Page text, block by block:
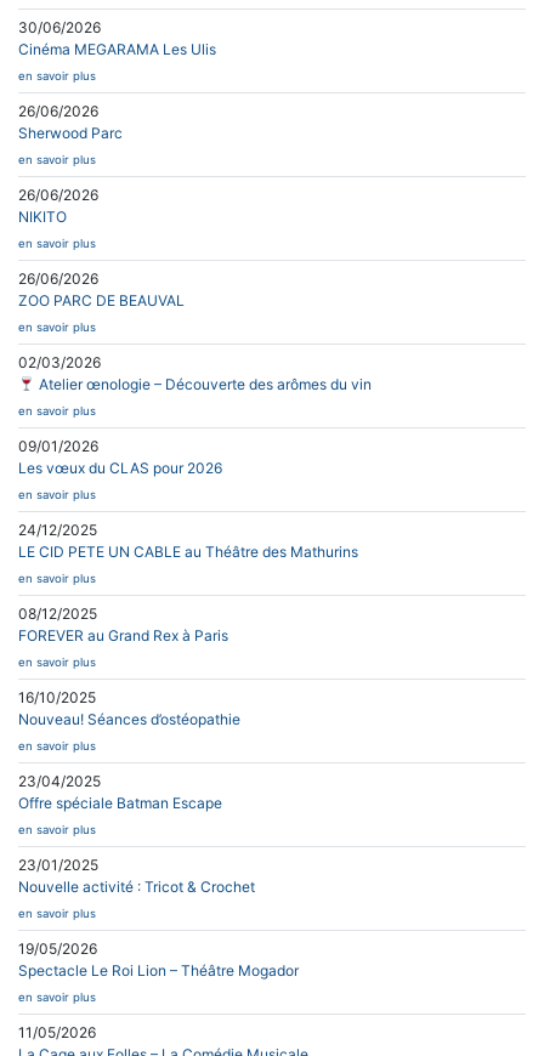
30/06/2026
Cinéma MEGARAMA Les Ulis
en savoir plus
26/06/2026
Sherwood Parc
en savoir plus
26/06/2026
NIKITO
en savoir plus
26/06/2026
ZOO PARC DE BEAUVAL
en savoir plus
02/03/2026
Atelier œnologie – Découverte des arômes du vin
en savoir plus
09/01/2026
Les vœux du CLAS pour 2026
en savoir plus
24/12/2025
LE CID PETE UN CABLE au Théâtre des Mathurins
en savoir plus
08/12/2025
FOREVER au Grand Rex à Paris
en savoir plus
16/10/2025
Nouveau! Séances d’ostéopathie
en savoir plus
23/04/2025
Offre spéciale Batman Escape
en savoir plus
23/01/2025
Nouvelle activité : Tricot & Crochet
en savoir plus
19/05/2026
Spectacle Le Roi Lion – Théâtre Mogador
en savoir plus
11/05/2026